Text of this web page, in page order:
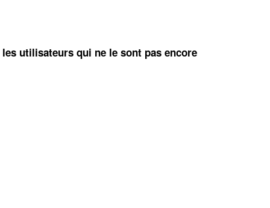
utilisateurs qui ne le sont pas encore